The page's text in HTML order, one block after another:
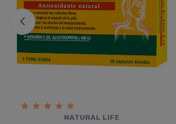
NATURAL LIFE